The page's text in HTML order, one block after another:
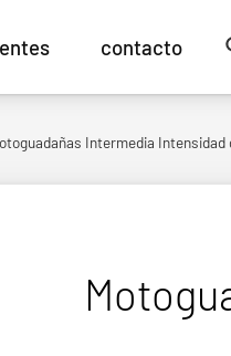
contacto
Intermedia Intensidad